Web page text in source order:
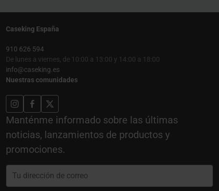
Caseking España
910 626 594
De lunes a viernes, de 10:00 a 13:00 y 14:00 a 18:00
info@caseking.es
Nuestras comunidades
Manténme informado sobre las últimas
noticias, lanzamientos de productos y
promociones.